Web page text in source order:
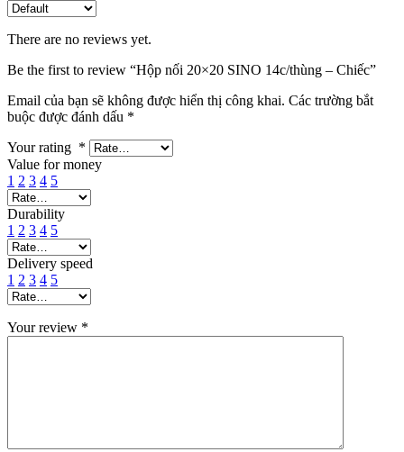
There are no reviews yet.
Be the first to review “Hộp nối 20×20 SINO 14c/thùng – Chiếc”
Email của bạn sẽ không được hiển thị công khai. Các trường bắt
buộc được đánh dấu *
Your rating *
Value for money
1 2 3 4 5
Durability
1 2 3 4 5
Delivery speed
1 2 3 4 5
Your review *